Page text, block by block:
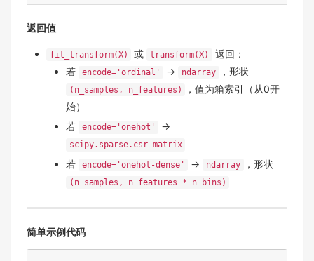
返回值
fit_transform(X) 或 transform(X)
返回：
若
encode='ordinal' → ndarray ，形状
(n_samples, n_features)
，值为箱索引（从0开
始）
若
encode='onehot' →
scipy.sparse.csr_matrix
若 encode='onehot-dense' → ndarray ，形状
(n_samples, n_features * n_bins)
简单示例代码